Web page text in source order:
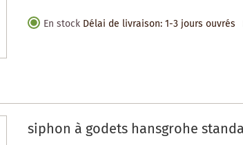
En stock Délai de livraison: 1-3 jours ouvrés
siphon à godets hansgrohe